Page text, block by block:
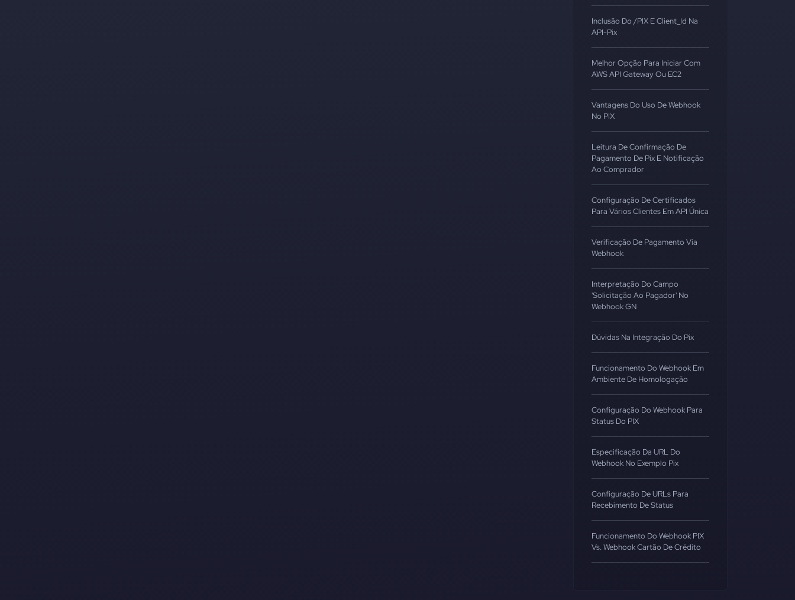
Inclusão Do /PIX E Client_Id Na
API-Pix
Melhor Opção Para Iniciar Com
AWS API Gateway Ou EC2
Vantagens Do Uso De Webhook
No PIX
Leitura De Confirmação De
Pagamento De Pix E Notificação
Ao Comprador
Configuração De Certificados
Para Vários Clientes Em API Única
Verificação De Pagamento Via
Webhook
Interpretação Do Campo
'Solicitação Ao Pagador' No
Webhook GN
Dúvidas Na Integração Do Pix
Funcionamento Do Webhook Em
Ambiente De Homologação
Configuração Do Webhook Para
Status Do PIX
Especificação Da URL Do
Webhook No Exemplo Pix
Configuração De URLs Para
Recebimento De Status
Funcionamento Do Webhook PIX
Vs. Webhook Cartão De Crédito